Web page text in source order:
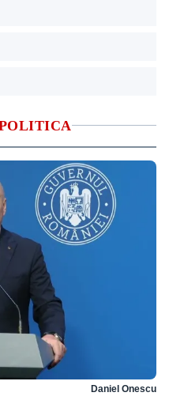
Daniel Onescu